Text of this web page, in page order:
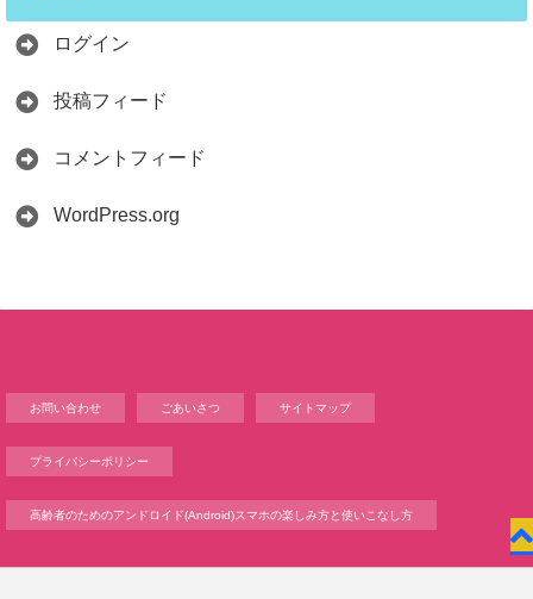
ログイン
投稿フィード
コメントフィード
WordPress.org
お問い合わせ ごあいさつ サイトマップ
プライバシーポリシー
高齢者のためのアンドロイド(Android)スマホの楽しみ方と使いこなし方